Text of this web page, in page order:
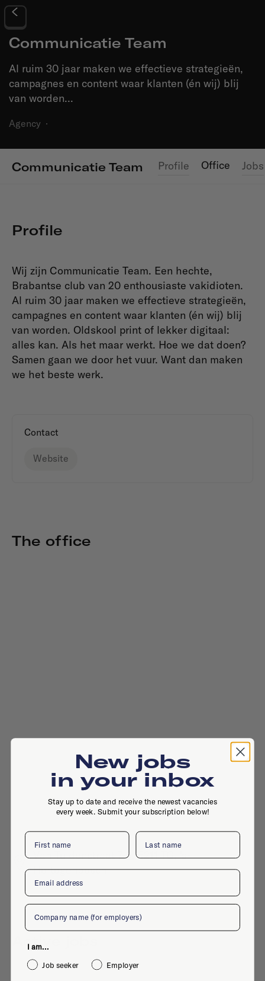
Communicatie Team
Al ruim 30 jaar maken we effectieve strategieën,
campagnes en content waar klanten (én wij) blij
van worden...
Agency ·
Communicatie Team Profile Office Jobs
Profile
Wij zijn Communicatie Team. Een hechte,
Brabantse club van 20 enthousiaste vakidioten.
Al ruim 30 jaar maken we effectieve strategieën,
campagnes en content waar klanten (én wij) blij
van worden. Oldskool print of lekker digitaal:
alles kan. Als het maar werkt. Hoe we dat doen?
Samen gaan we door het vuur. Want dan maken
we het beste werk.
Contact
Website
The office
Van Tuldenstraat 7-9, 5211 TG, 's-
Hertogenbosch
Active jobs
New jobs
in your inbox
Stay up to date and receive the newest vacancies
every week. Submit your subscription below!
First name Last name
Email
Company
I am...
Job seeker
Employer